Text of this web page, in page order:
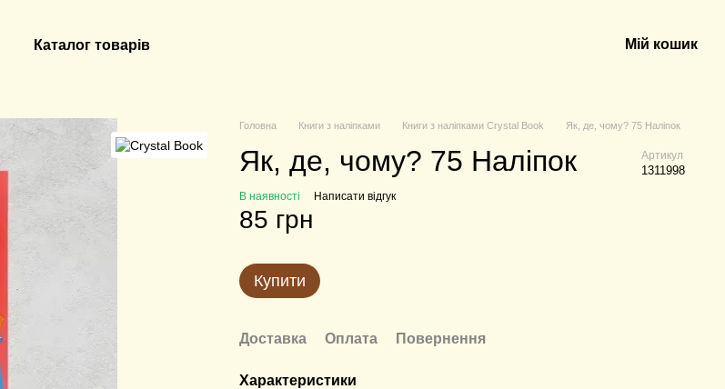
Каталог товарів Мій кошик
Головна Книги з наліпками Книги з наліпками Crystal Book Як, де, чому? 75 Наліпок
Як, де, чому? 75 Наліпок Артикул
1311998
В наявності Написати відгук
85 грн
Купити
Доставка Оплата Повернення
Характеристики